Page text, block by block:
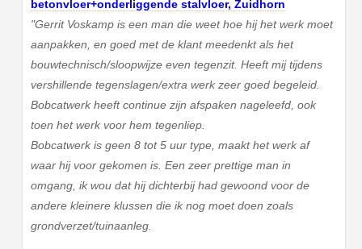
betonvloer+onderliggende stalvloer, Zuidhorn
"Gerrit Voskamp is een man die weet hoe hij het werk moet
aanpakken, en goed met de klant meedenkt als het
bouwtechnisch/sloopwijze even tegenzit. Heeft mij tijdens
vershillende tegenslagen/extra werk zeer goed begeleid.
Bobcatwerk heeft continue zijn afspaken nageleefd, ook
toen het werk voor hem tegenliep.
Bobcatwerk is geen 8 tot 5 uur type, maakt het werk af
waar hij voor gekomen is. Een zeer prettige man in
omgang, ik wou dat hij dichterbij had gewoond voor de
andere kleinere klussen die ik nog moet doen zoals
grondverzet/tuinaanleg.